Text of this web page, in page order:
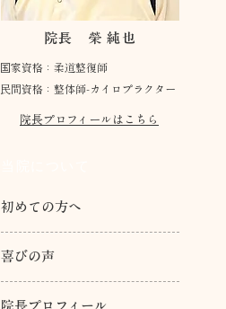
初めての方へ
喜びの声
院長プロフィール
院長 榮 純也
国家資格：柔道整復師
民間資格：整体師-カイロプラクター
院長プロフィールはこちら